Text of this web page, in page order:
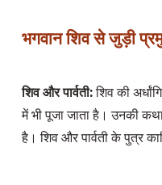
भगवान शिव से जुड़ी
शिव और पार्वती: शिव की
में भी पूजा जाता है। उनकी
है। शिव और पार्वती के पुत्र